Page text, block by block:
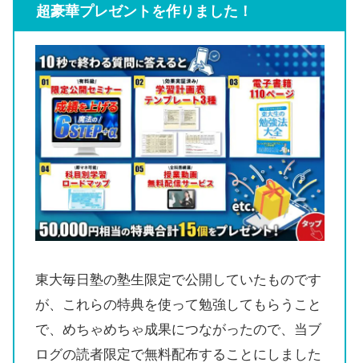
超豪華プレゼントを作りました！
東大毎日塾の塾生限定で公開していたものです
が、これらの特典を使って勉強してもらうこと
で、めちゃめちゃ成果につながったので、当ブ
ログの読者限定で無料配布することにしました